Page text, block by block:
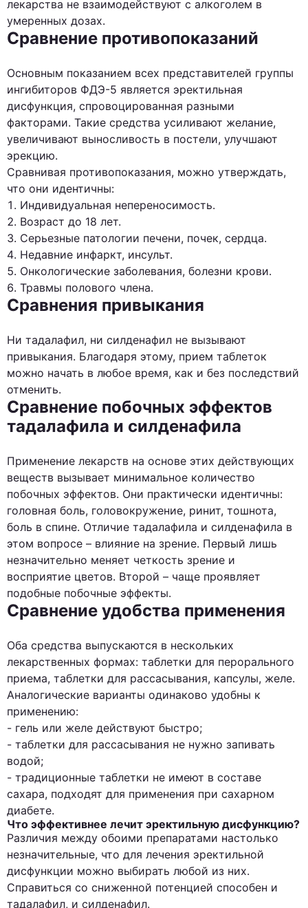
лекарства не взаимодействуют с алкоголем в
умеренных дозах.
Сравнение противопоказаний
Основным показанием всех представителей группы
ингибиторов ФДЭ-5 является эректильная
дисфункция, спровоцированная разными
факторами. Такие средства усиливают желание,
увеличивают выносливость в постели, улучшают
эрекцию.
Сравнивая противопоказания, можно утверждать,
что они идентичны:
Индивидуальная непереносимость.
Возраст до 18 лет.
Серьезные патологии печени, почек, сердца.
Недавние инфаркт, инсульт.
Онкологические заболевания, болезни крови.
Травмы полового члена.
Сравнения привыкания
Ни тадалафил, ни силденафил не вызывают
привыкания. Благодаря этому, прием таблеток
можно начать в любое время, как и без последствий
отменить.
Сравнение побочных эффектов
тадалафила и силденафила
Применение лекарств на основе этих действующих
веществ вызывает минимальное количество
побочных эффектов. Они практически идентичны:
головная боль, головокружение, ринит, тошнота,
боль в спине. Отличие тадалафила и силденафила в
этом вопросе – влияние на зрение. Первый лишь
незначительно меняет четкость зрение и
восприятие цветов. Второй – чаще проявляет
подобные побочные эффекты.
Сравнение удобства применения
Оба средства выпускаются в нескольких
лекарственных формах: таблетки для перорального
приема, таблетки для рассасывания, капсулы, желе.
Аналогические варианты одинаково удобны к
применению:
- гель или желе действуют быстро;
- таблетки для рассасывания не нужно запивать
водой;
- традиционные таблетки не имеют в составе
сахара, подходят для применения при сахарном
диабете.
Что эффективнее лечит эректильную дисфункцию?
Различия между обоими препаратами настолько
незначительные, что для лечения эректильной
дисфункции можно выбирать любой из них.
Справиться со сниженной потенцией способен и
тадалафил, и силденафил.